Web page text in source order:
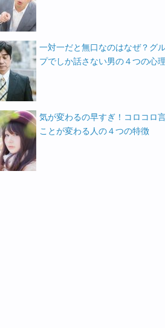
一対一だと無口なのはなぜ？グ
プでしか話さない男の４つの心理
気が変わるの早すぎ！コロコロ
ことが変わる人の４つの特徴